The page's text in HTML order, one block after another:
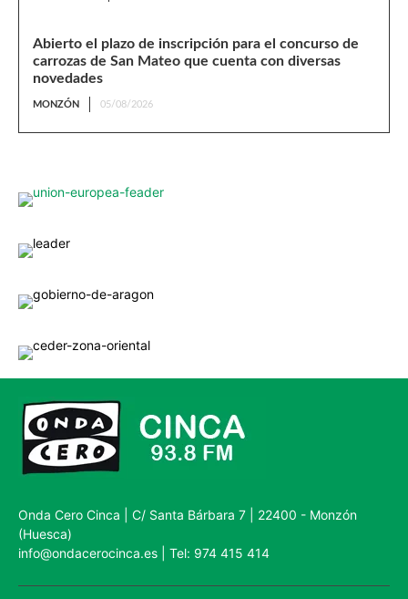
Abierto el plazo de inscripción para el concurso de
carrozas de San Mateo que cuenta con diversas
novedades
MONZÓN 05/08/2026
Onda Cero Cinca | C/ Santa Bárbara 7 | 22400 - Monzón
(Huesca)
info@ondacerocinca.es | Tel: 974 415 414